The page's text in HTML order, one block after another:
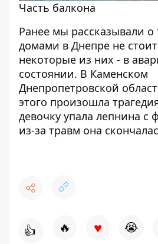
Часть балкона
Ранее мы рассказывали о
домами в Днепре не
некоторые из них - в
состоянии. В Каменском
Днепропетровской
этого произошла
девочку упала лепнина с
из-за травм она
👍 🔥 ♥ 😭